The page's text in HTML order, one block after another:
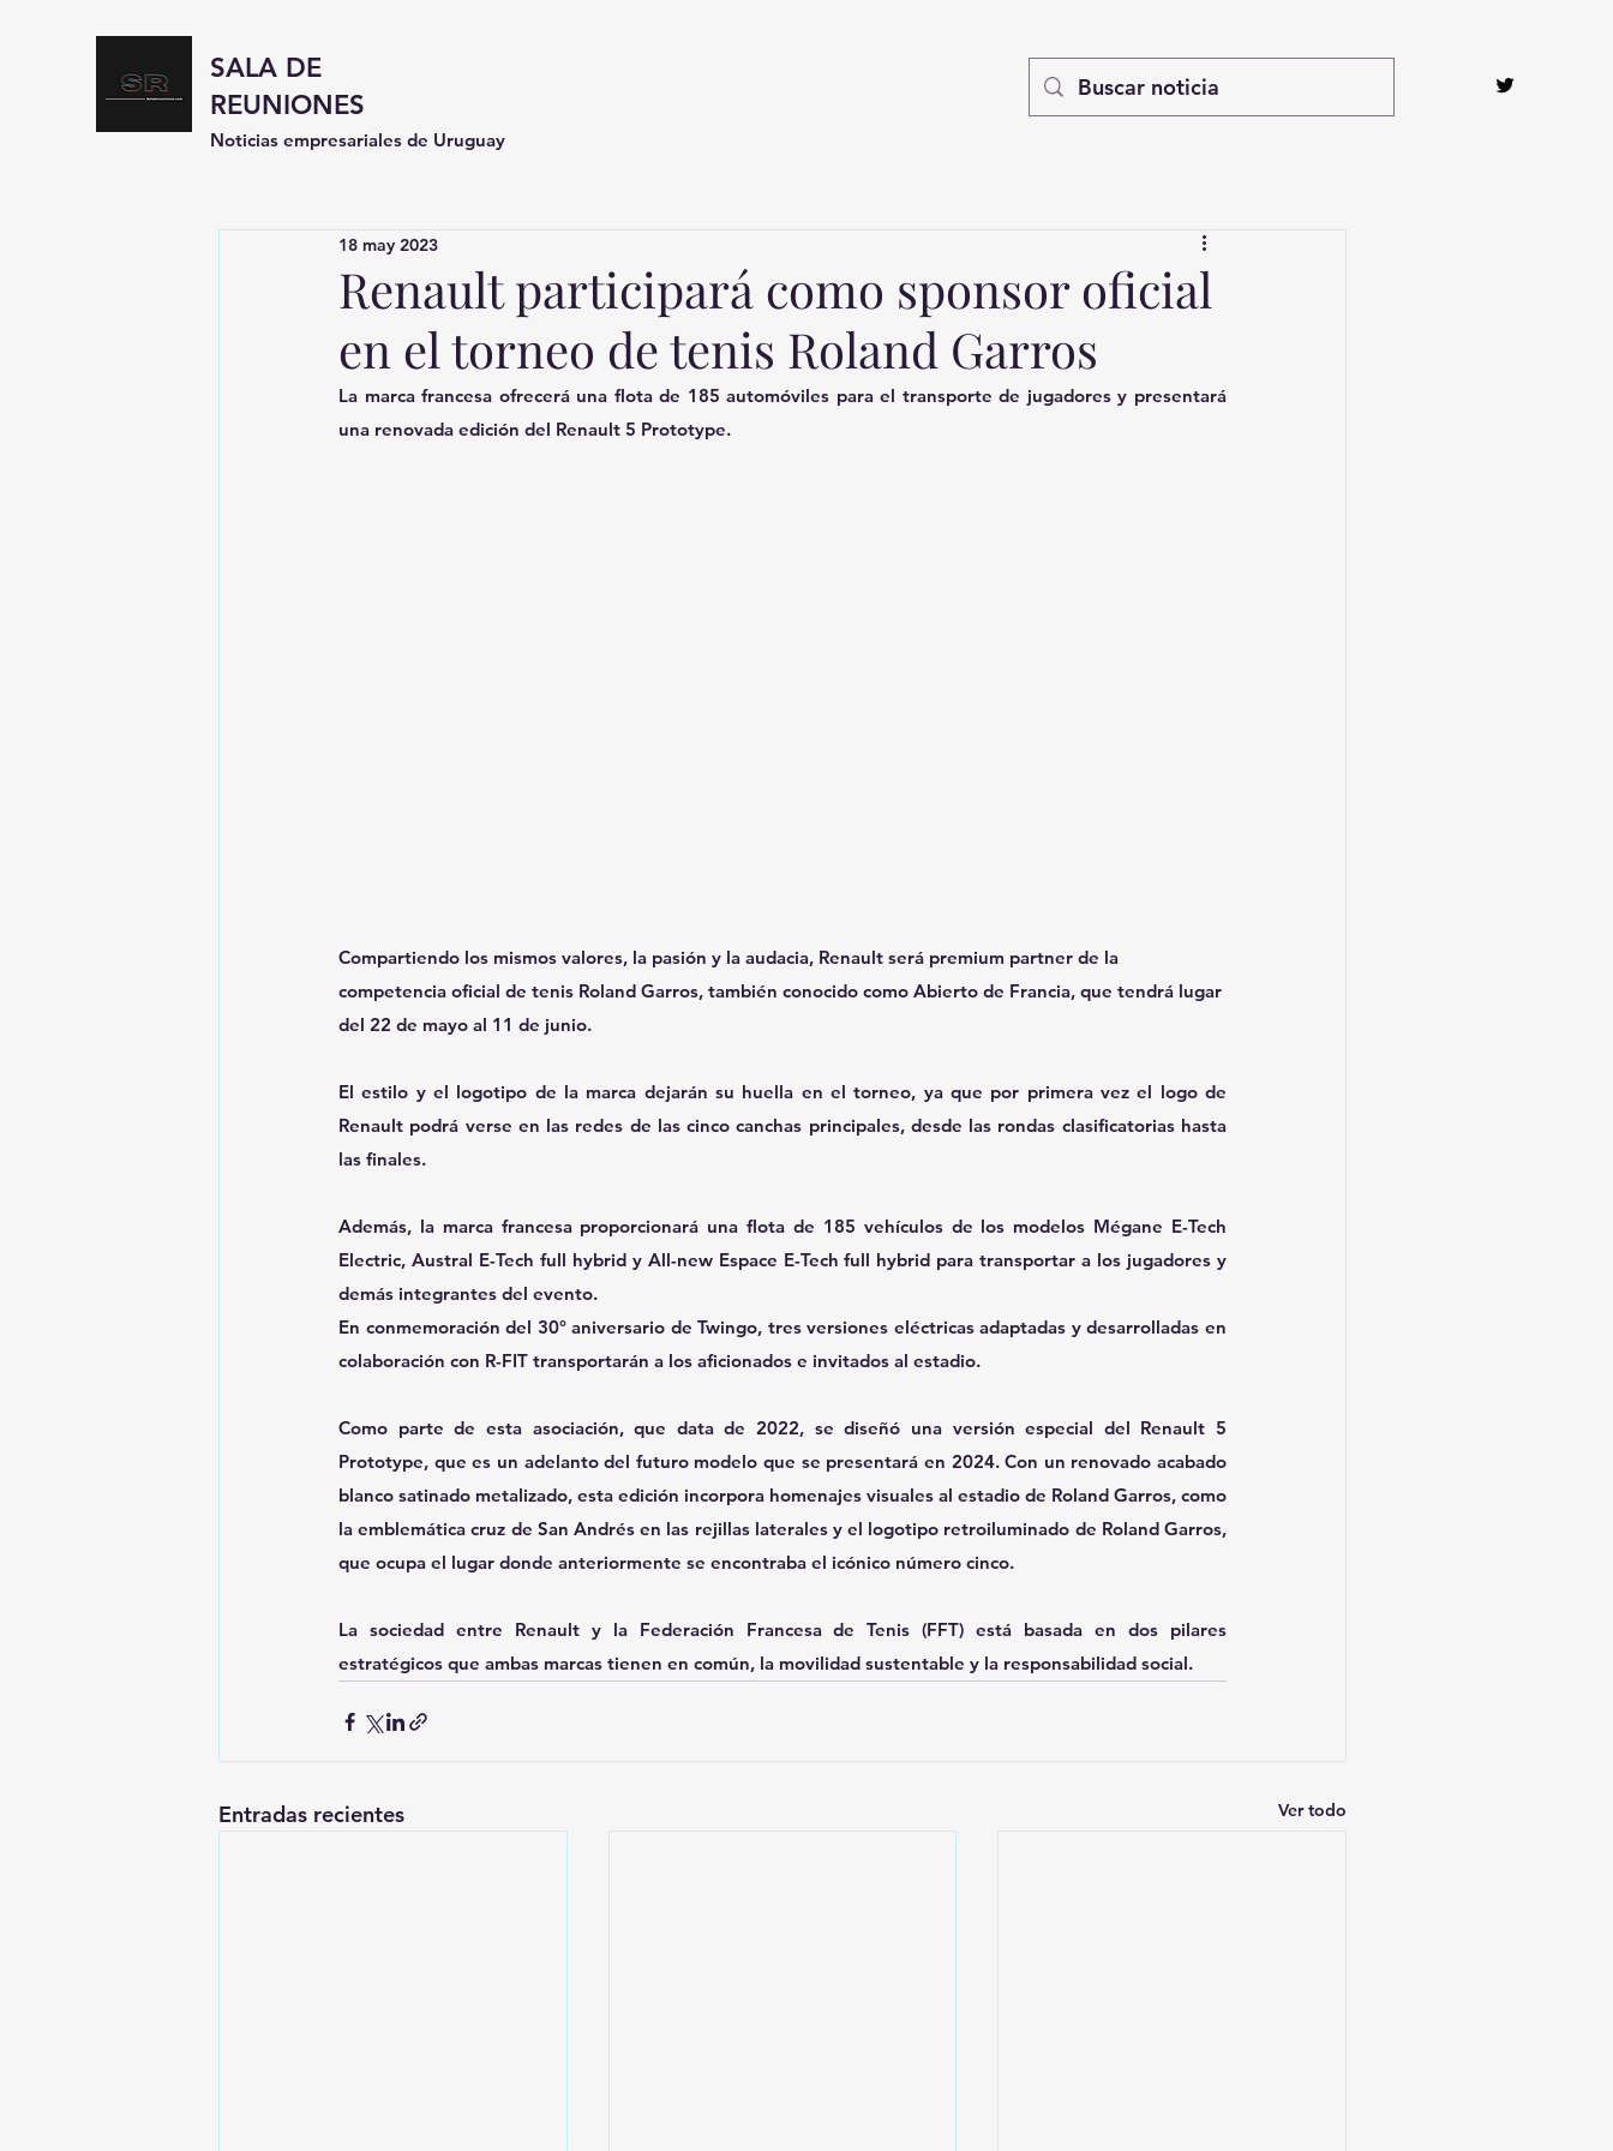
SALA DE
REUNIONES
Noticias empresariales de Uruguay
Renault participará como sponsor oficial
en el torneo de tenis Roland Garros
18 may 2023
La marca francesa ofrecerá una flota de 185 automóviles para el transporte de jugadores y presentará
una renovada edición del Renault 5 Prototype.
Compartiendo los mismos valores, la pasión y la audacia, Renault será premium partner de la
competencia oficial de tenis Roland Garros, también conocido como Abierto de Francia, que tendrá lugar
del 22 de mayo al 11 de junio.
El estilo y el logotipo de la marca dejarán su huella en el torneo, ya que por primera vez el logo de
Renault podrá verse en las redes de las cinco canchas principales, desde las rondas clasificatorias hasta
las finales.
Además, la marca francesa proporcionará una flota de 185 vehículos de los modelos Mégane E-Tech
Electric, Austral E-Tech full hybrid y All-new Espace E-Tech full hybrid para transportar a los jugadores y
demás integrantes del evento.
En conmemoración del 30° aniversario de Twingo, tres versiones eléctricas adaptadas y desarrolladas en
colaboración con R-FIT transportarán a los aficionados e invitados al estadio.
Como parte de esta asociación, que data de 2022, se diseñó una versión especial del Renault 5
Prototype, que es un adelanto del futuro modelo que se presentará en 2024. Con un renovado acabado
blanco satinado metalizado, esta edición incorpora homenajes visuales al estadio de Roland Garros, como
la emblemática cruz de San Andrés en las rejillas laterales y el logotipo retroiluminado de Roland Garros,
que ocupa el lugar donde anteriormente se encontraba el icónico número cinco.
La sociedad entre Renault y la Federación Francesa de Tenis (FFT) está basada en dos pilares
estratégicos que ambas marcas tienen en común, la movilidad sustentable y la responsabilidad social.
Entradas recientes Ver todo